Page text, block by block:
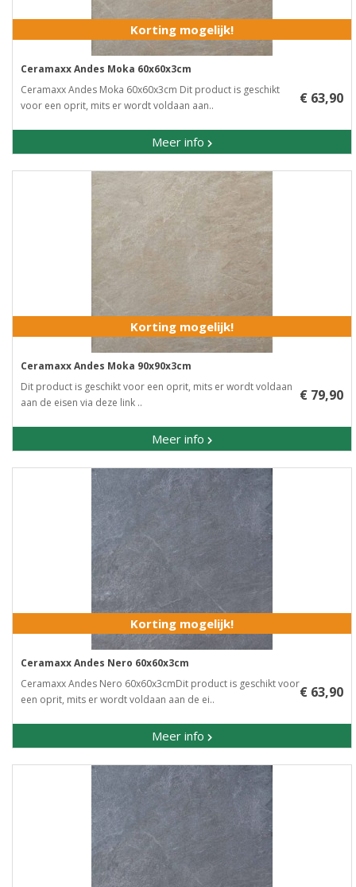
Korting mogelijk!
Ceramaxx Andes Moka 60x60x3cm
Ceramaxx Andes Moka 60x60x3cm Dit product is geschikt
voor een oprit, mits er wordt voldaan aan..
Meer info
€ 63,90
Korting mogelijk!
Ceramaxx Andes Moka 90x90x3cm
Dit product is geschikt voor een oprit, mits er wordt voldaan
aan de eisen via deze link ..
Meer info
€ 79,90
Korting mogelijk!
Ceramaxx Andes Nero 60x60x3cm
Ceramaxx Andes Nero 60x60x3cmDit product is geschikt voor
een oprit, mits er wordt voldaan aan de ei..
Meer info
€ 63,90